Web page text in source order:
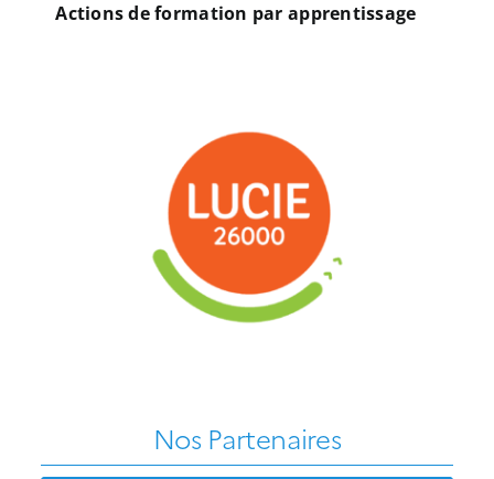
Actions de formation par apprentissage
Nos Partenaires